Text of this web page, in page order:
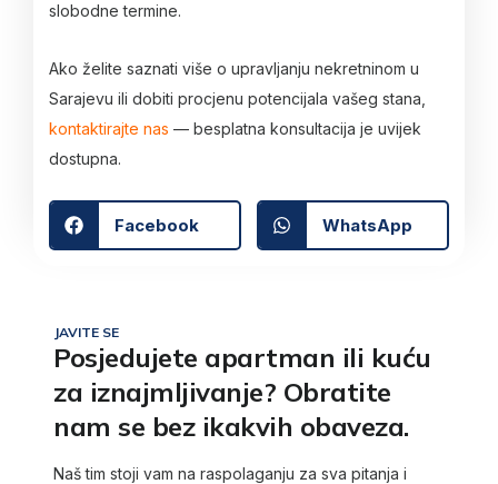
slobodne termine.
Ako želite saznati više o upravljanju nekretninom u
Sarajevu ili dobiti procjenu potencijala vašeg stana,
kontaktirajte nas — besplatna konsultacija je uvijek
dostupna.
Facebook WhatsApp
JAVITE SE
Posjedujete apartman ili kuću
za iznajmljivanje? Obratite
nam se bez ikakvih obaveza.
Naš tim stoji vam na raspolaganju za sva pitanja i